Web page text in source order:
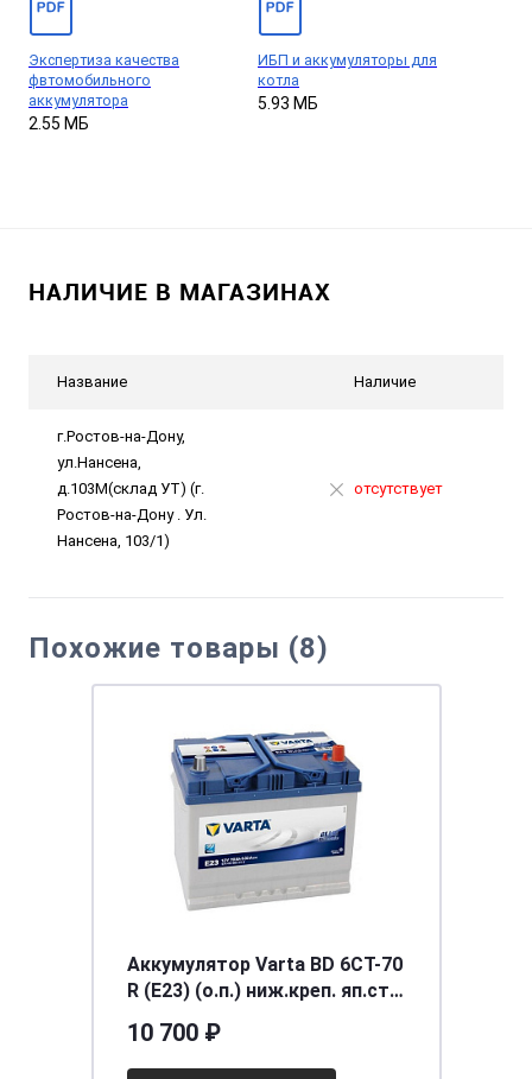
Экспертиза качества
фвтомобильного
аккумулятора
2.55 МБ
ИБП и аккумуляторы для
котла
5.93 МБ
НАЛИЧИЕ В МАГАЗИНАХ
Название Наличие
г.Ростов-на-Дону,
ул.Нансена,
д.103М(склад УТ) (г.
Ростов-на-Дону . Ул.
Нансена, 103/1)
отсутствует
Похожие товары (8)
Аккумулятор Varta BD 6CT-70
R (E23) (о.п.) ниж.креп. яп.ст.
10 700 ₽